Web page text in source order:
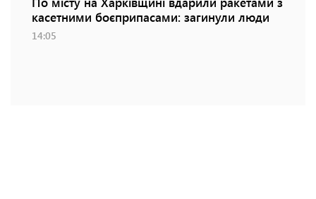
касетними боєприпасами: загинули люди
14:05